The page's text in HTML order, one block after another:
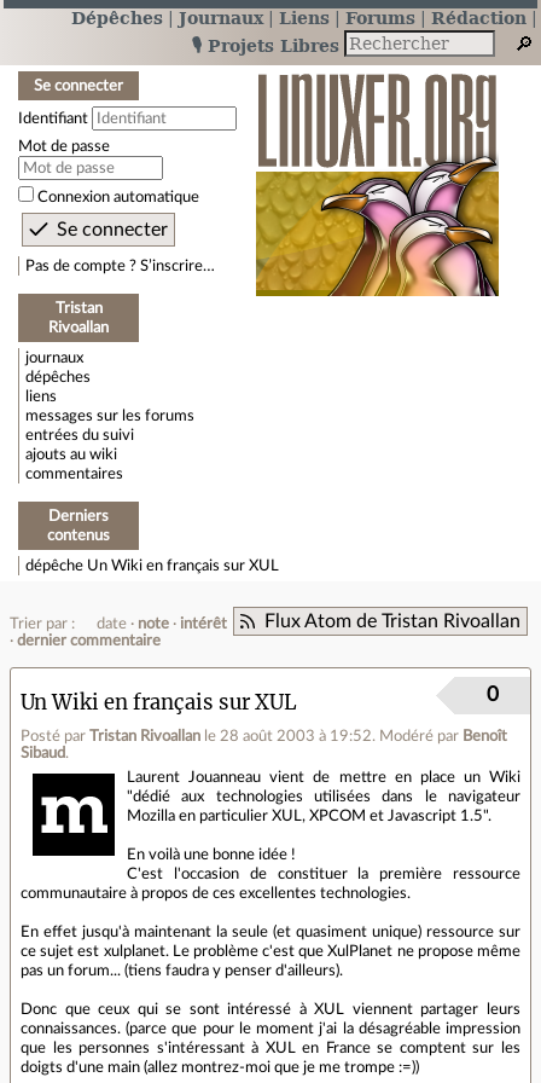
Dépêches Journaux Liens Forums
Rédaction
🎙️ Projets Libres
Se connecter
Identifiant
Mot de passe
Connexion automatique
Pas de compte ? S’inscrire…
Tristan
Rivoallan
journaux
dépêches
liens
messages sur les forums
entrées du suivi
ajouts au wiki
commentaires
Derniers
contenus
dépêche Un Wiki en français sur XUL
Flux Atom de Tristan Rivoallan
Trier par : date note
intérêt
dernier commentaire
Un Wiki en français sur XUL
Posté par Tristan Rivoallan le 28 août 2003 à 19:52. Modéré par Benoît
Sibaud.
0
Laurent Jouanneau vient de mettre en place un Wiki
"dédié aux technologies utilisées dans le navigateur
Mozilla en particulier XUL, XPCOM et Javascript 1.5".
En voilà une bonne idée !
C'est l'occasion de constituer la première ressource
communautaire à propos de ces excellentes technologies.
En effet jusqu'à maintenant la seule (et quasiment unique) ressource sur
ce sujet est xulplanet. Le problème c'est que XulPlanet ne propose même
pas un forum... (tiens faudra y penser d'ailleurs).
Donc que ceux qui se sont intéressé à XUL viennent partager leurs
connaissances. (parce que pour le moment j'ai la désagréable impression
que les personnes s'intéressant à XUL en France se comptent sur les
doigts d'une main (allez montrez-moi que je me trompe :=))